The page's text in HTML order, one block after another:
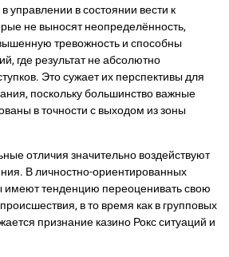
управлении в состоянии вести к
не выносят неопределённость,
тревожность и способны
где результат не абсолютно
Это сужает их перспективы для
поскольку большинство важные
в точности с выходом из зоны
отличия значительно воздействуют
В личностно-ориентированных
тенденцию переоценивать свою
в то время как в групповых
признание казино Рокс ситуаций и